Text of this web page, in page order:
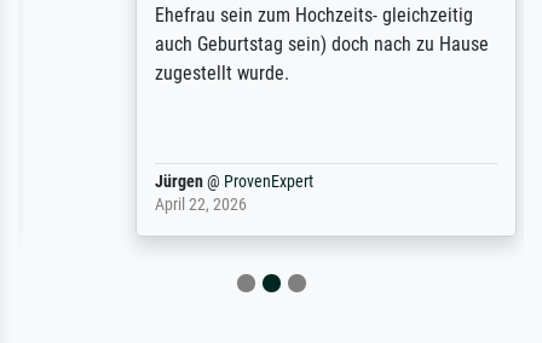
Ehefrau sein zum Hochzeits- gleichzeitig
auch Geburtstag sein) doch nach zu Hause
zugestellt wurde.
@ProvenExpert
April 22, 2026